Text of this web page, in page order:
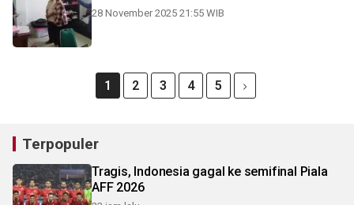
28 November 2025 21:55 WIB
1 2 3 4 5
Terpopuler
Tragis, Indonesia gagal ke semifinal Piala
AFF 2026